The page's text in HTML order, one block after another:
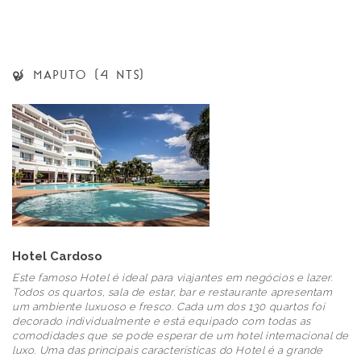
MAPUTO (4 NTS)
Hotel Cardoso
Este famoso Hotel é ideal para viajantes em negócios e lazer.
Todos os quartos, sala de estar, bar e restaurante apresentam
um ambiente luxuoso e fresco. Cada um dos 130 quartos foi
decorado individualmente e está equipado com todas as
comodidades que se pode esperar de um hotel internacional de
luxo. Uma das principais características do Hotel é a grande